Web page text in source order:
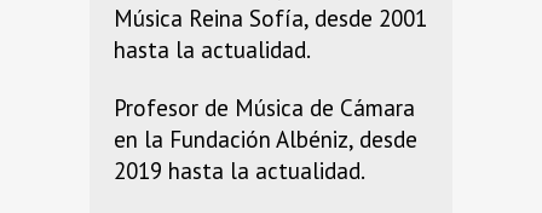
Música Reina Sofía, desde 2001
hasta la actualidad.
Profesor de Música de Cámara
en la Fundación Albéniz, desde
2019 hasta la actualidad.